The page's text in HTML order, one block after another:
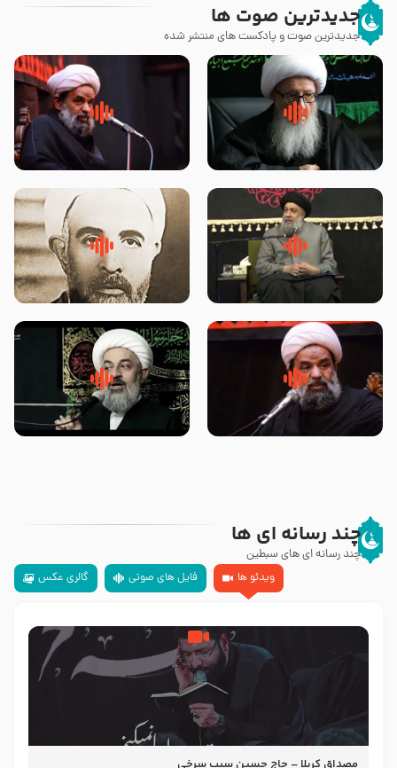
جدیدترین صوت ها
جدیدترین صوت و پادکست های منتشر شده
زوّار اربعین امام حسین (علیه
السلام) با این اشتیاق به زیارت
روضه جانسوز پاره های جگر امام
حسن مجتبی علیه السلام-حجت
لقب حضرت رقیه سلام الله علیها به
چه معناست – حجت الاسلام علوی
روضه‌ی مجلس یزید ملعون و
اسارت اهل‌بیت علیهم‌السلام –
محدث زاده
سلام جوانی که امام حسین علیه
السلام خودش جوابش را دادند
زیارتی که اسباب رزق زیاد و عمر
طولانی است حجت السلام حسین
چند رسانه ای ها
چند رسانه ای های سبطین
ویدئو ها
فایل های صوتی گالری عکس
مصداق کربلا – حاج حسین سیب سرخی